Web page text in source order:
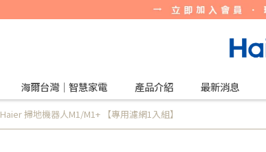
海爾台灣｜智慧家電 產品介紹 最新消息
Haier 掃地機器人M1/M1+ 【專用濾網1入組】